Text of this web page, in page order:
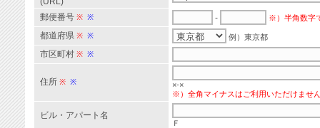
郵便番号 ※ ※ - ※）半角数字
都道府県 ※ ※ 例）東京都
市区町村 ※ ※
住所 ※ ※
×-×
※）全角マイナスはご利用いただけませ
ビル・アパート名
Ｆ